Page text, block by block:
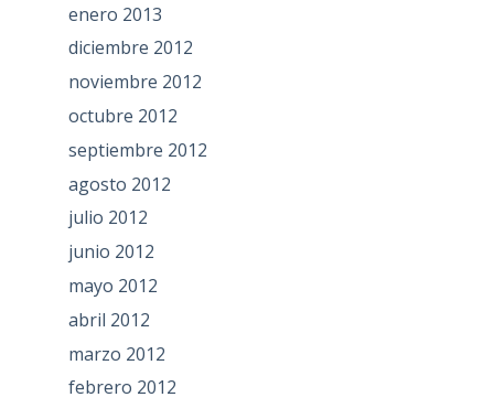
enero 2013
diciembre 2012
noviembre 2012
octubre 2012
septiembre 2012
agosto 2012
julio 2012
junio 2012
mayo 2012
abril 2012
marzo 2012
febrero 2012